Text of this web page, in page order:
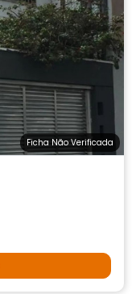
Ficha Não Verificada